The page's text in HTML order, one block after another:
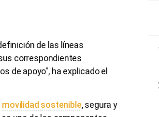
de las líneas
correspondientes
de apoyo", ha explicado el
movilidad sostenible, segura y